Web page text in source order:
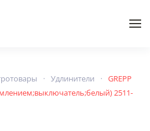
Удлинители
GREPP
2511-